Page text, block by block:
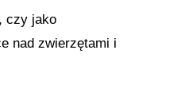
czy jako
nad zwierzętami i